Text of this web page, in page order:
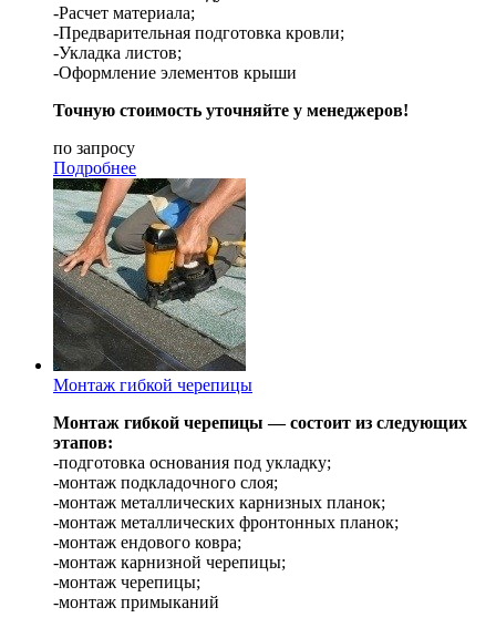
-Расчет материала;
-Предварительная подготовка кровли;
-Укладка листов;
-Оформление элементов крыши
Точную стоимость уточняйте у менеджеров!
по запросу
Подробнее
Монтаж гибкой черепицы
Монтаж гибкой черепицы — состоит из следующих
этапов:
-подготовка основания под укладку;
-монтаж подкладочного слоя;
-монтаж металлических карнизных планок;
-монтаж металлических фронтонных планок;
-монтаж ендового ковра;
-монтаж карнизной черепицы;
-монтаж черепицы;
-монтаж примыканий